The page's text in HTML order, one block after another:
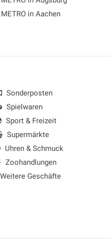
METRO in Aachen
Sonderposten
Spielwaren
Sport & Freizeit
Supermärkte
Uhren & Schmuck
Zoohandlungen
Weitere Geschäfte